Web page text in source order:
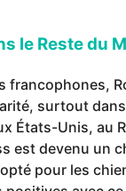
le Reste du
francophones,
surtout
États-Unis, au
est devenu un
pour les